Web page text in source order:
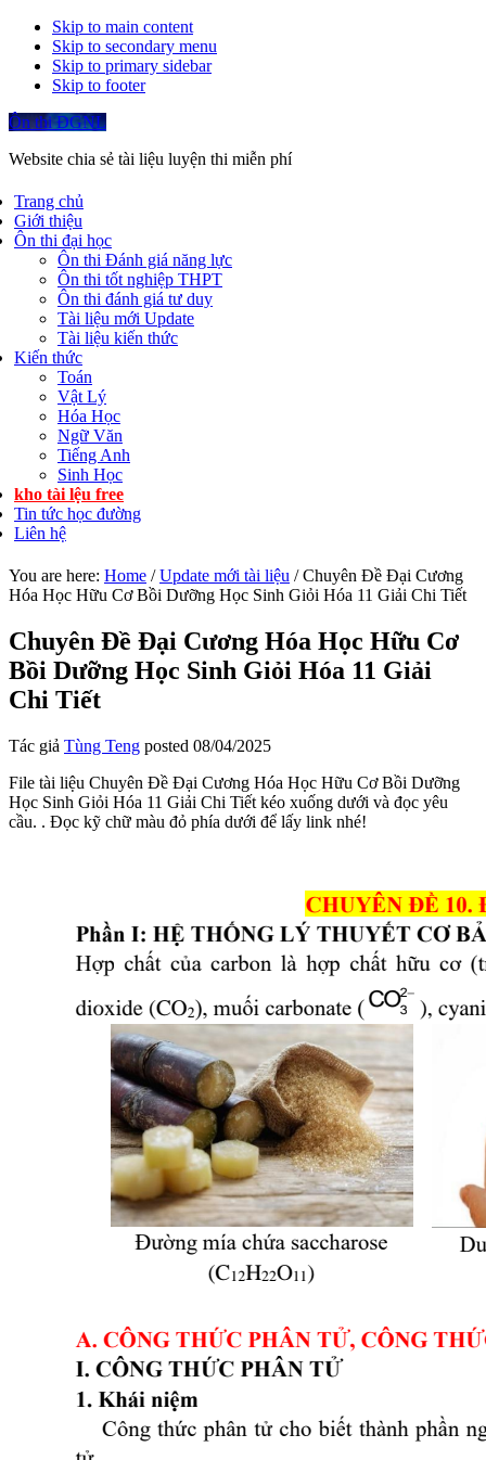
Skip to main content
Skip to secondary menu
Skip to primary sidebar
Skip to footer
Ôn thi ĐGNL
Website chia sẻ tài liệu luyện thi miễn phí
Trang chủ
Giới thiệu
Ôn thi đại học
Ôn thi Đánh giá năng lực
Ôn thi tốt nghiệp THPT
Ôn thi đánh giá tư duy
Tài liệu mới Update
Tài liệu kiến thức
Kiến thức
Toán
Vật Lý
Hóa Học
Ngữ Văn
Tiếng Anh
Sinh Học
kho tài lệu free
Tin tức học đường
Liên hệ
You are here: Home / Update mới tài liệu /Chuyên Đề Đại Cương
Hóa Học Hữu Cơ Bồi Dưỡng Học Sinh Giỏi Hóa 11 Giải Chi Tiết
Chuyên Đề Đại Cương Hóa Học Hữu Cơ
Bồi Dưỡng Học Sinh Giỏi Hóa 11 Giải
Chi Tiết
Tác giả Tùng Teng posted 08/04/2025
File tài liệu Chuyên Đề Đại Cương Hóa Học Hữu Cơ Bồi Dưỡng
Học Sinh Giỏi Hóa 11 Giải Chi Tiết kéo xuống dưới và đọc yêu
cầu. . Đọc kỹ chữ màu đỏ phía dưới để lấy link nhé!